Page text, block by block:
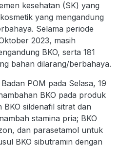
kesehatan (SK) yang
yang mengandung
Selama periode
2023, masih
BKO, serta 181
bahan dilarang/berbahaya.
POM pada Selasa, 19
BKO pada produk
BKO sildenafil sitrat dan
stamina pria; BKO
dan parasetamol untuk
BKO sibutramin dengan